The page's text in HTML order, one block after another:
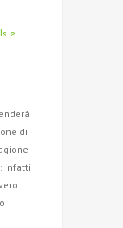
e
di
infatti